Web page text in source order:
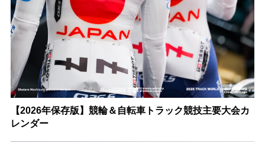
【2026年保存版】競輪＆自転車トラック競技主要大会カ
レンダー